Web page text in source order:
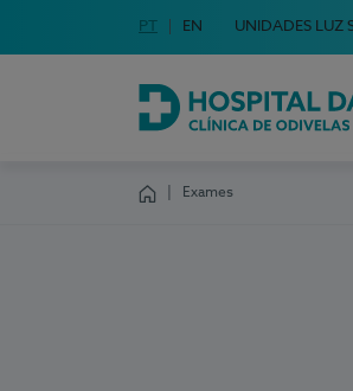
Escolha o seu idioma
Idioma em Português
PT English Language
EN UNIDADES LUZ
Hospital da Luz Clínica
Exames